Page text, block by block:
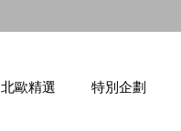
北歐精選 特別企劃